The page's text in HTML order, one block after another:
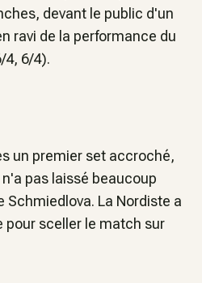
devant le public d'un
ravi de la performance du
4, 6/4).
un premier set accroché,
n'a pas laissé beaucoup
Schmiedlova. La Nordiste a
sceller le match sur